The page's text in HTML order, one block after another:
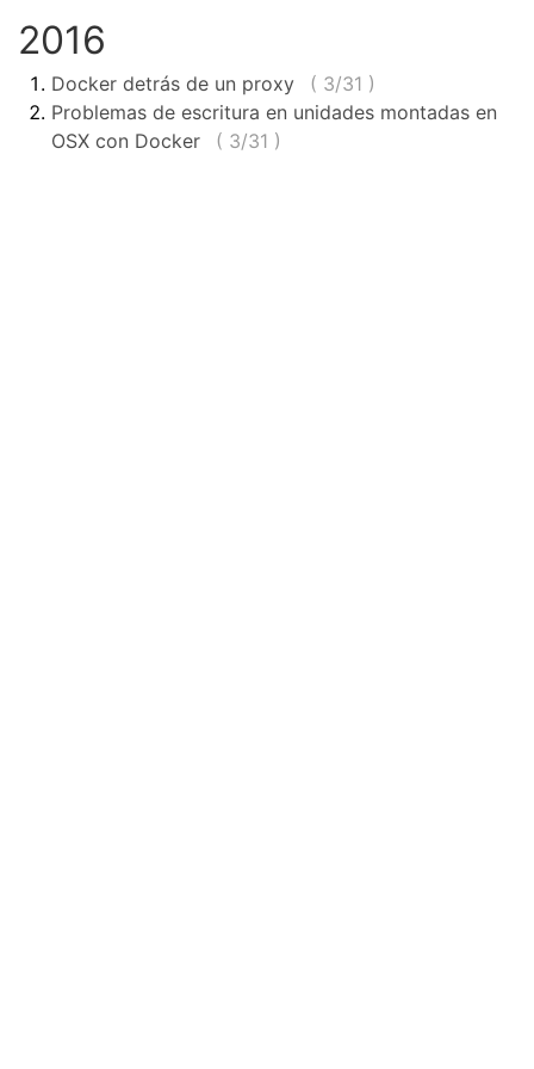
2016
Docker detrás de un proxy ( 3/31 )
Problemas de escritura en unidades montadas en
OSX con Docker
( 3/31 )